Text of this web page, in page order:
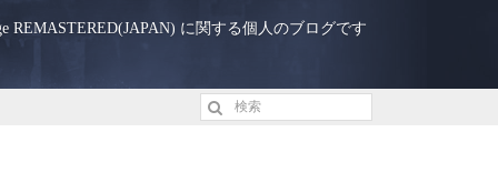
REMASTERED(JAPAN) に関する個人のブログです